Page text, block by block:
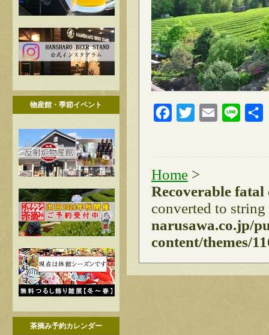
物産館・季節イベント
茶摘み予約カレンダー
FacebookTwitter Email Line
Home >
Recoverable
converted to
narusawa.co.jp/
content/themes/